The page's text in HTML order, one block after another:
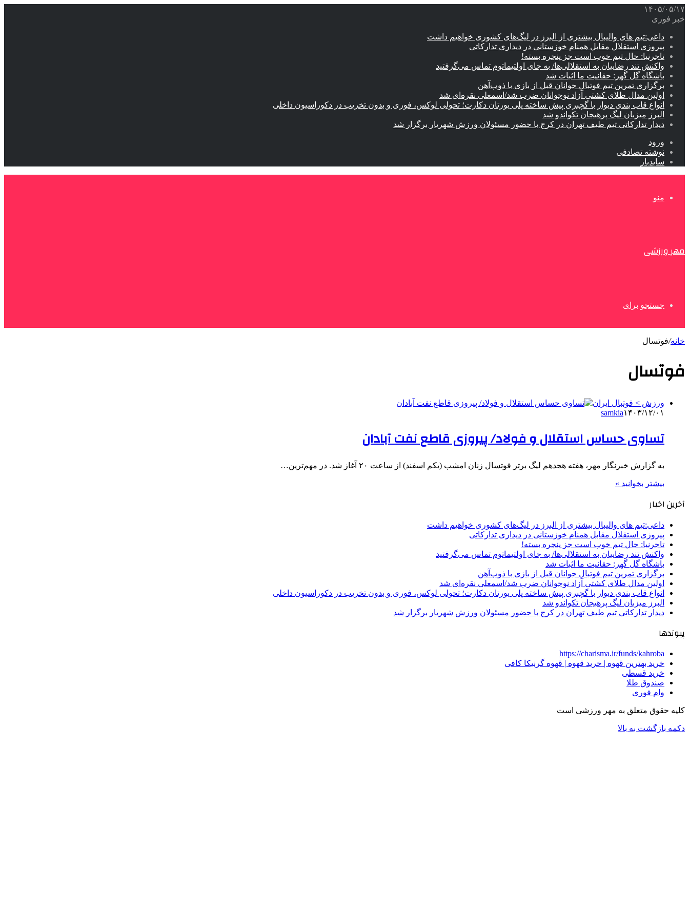
۱۴۰۵/۰۵/۱۷
خبر فوری
داعی:تیم های والیبال بیشتری از البرز در لیگ‌های کشوری خواهیم داشت
پیروزی استقلال مقابل همنام خوزستانی در دیداری تدارکاتی
تاجرنیا: حال تیم خوب است جز پنجره بسته!
واکنش تند رضاییان به استقلالی‌ها/ به جای اولتیماتوم تماس می‌گرفتید
باشگاه گل گهر: حقانیت ما اثبات شد
برگزاری تمرین تیم فوتبال جوانان قبل از بازی با ذوب‌آهن
اولین مدال طلای کشتی آزاد نوجوانان ضرب شد/اسمعلی نقره‌ای شد
انواع قاب بندی دیوار با گچبری پیش ساخته پلی یورتان دکارت؛ تحولی لوکس، فوری و بدون تخریب در دکوراسیون داخلی
البرز میزبان لیگ پرهیجان تکواندو شد
دیدار تدارکاتی تیم طیف تهران در کرج با حضور مسئولان ورزش شهریار برگزار شد
ورود
نوشته تصادفی
سایدبار
منو
مهر ورزشی
جستجو برای
خانه/فوتسال
فوتسال
ورزش > فوتبال ایران
samkia۱۴۰۳/۱۲/۰۱
تساوی حساس استقلال و فولاد/ پیروزی قاطع نفت آبادان
به گزارش خبرنگار مهر، هفته هجدهم لیگ برتر فوتسال زنان امشب (یکم اسفند) از ساعت ۲۰ آغاز شد. در مهم‌ترین…
بیشتر بخوانید »
آخرین اخبار
داعی:تیم های والیبال بیشتری از البرز در لیگ‌های کشوری خواهیم داشت
پیروزی استقلال مقابل همنام خوزستانی در دیداری تدارکاتی
تاجرنیا: حال تیم خوب است جز پنجره بسته!
واکنش تند رضاییان به استقلالی‌ها/ به جای اولتیماتوم تماس می‌گرفتید
باشگاه گل گهر: حقانیت ما اثبات شد
برگزاری تمرین تیم فوتبال جوانان قبل از بازی با ذوب‌آهن
اولین مدال طلای کشتی آزاد نوجوانان ضرب شد/اسمعلی نقره‌ای شد
انواع قاب بندی دیوار با گچبری پیش ساخته پلی یورتان دکارت؛ تحولی لوکس، فوری و بدون تخریب در دکوراسیون داخلی
البرز میزبان لیگ پرهیجان تکواندو شد
دیدار تدارکاتی تیم طیف تهران در کرج با حضور مسئولان ورزش شهریار برگزار شد
پیوندها
https://charisma.ir/funds/kahroba
خرید بهترین قهوه | خرید قهوه | قهوه گرنیکا کافی
خرید قسطی
صندوق طلا
وام فوری
کلیه حقوق متعلق به مهر ورزشی است
دکمه بازگشت به بالا